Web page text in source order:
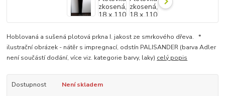
Hoblovaná a sušená plotová prkna I. jakost ze smrkového dřeva. *
ilustrační obrázek - nátěr s impregnací, odstín PALISANDER (barva Adler
není součástí dodání, více viz. kategorie barvy, laky) celý popis
Dostupnost Není skladem